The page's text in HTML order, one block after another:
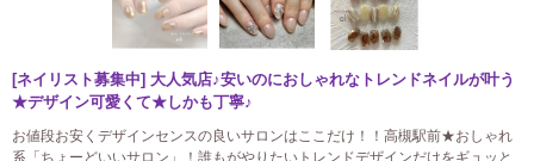
[ネイリスト募集中] 大人気店♪安いのにおしゃれなトレンドネイルが叶う
★デザイン可愛くて★しかも丁寧♪
お値段お安くデザインセンスの良いサロンはここだけ！！高槻駅前★おしゃれ
系「ちょーどいいサロン」！誰もがやりたいトレンドデザインだけをギュッと